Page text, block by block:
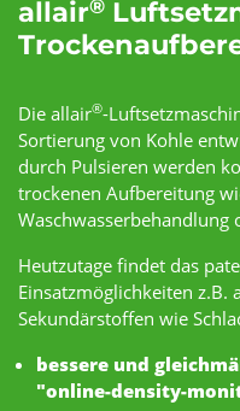
allair®
Die allair®-
Sortierung von Kohle
durch Pulsieren werden
trockenen Aufbereitung
Waschwasserbehandlung
Heutzutage findet das
Einsatzmöglichkeiten
Sekundärstoffen wie
bessere und
"online-density-